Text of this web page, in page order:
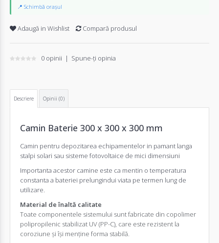
📍 Schimbă orașul
Adaugă in Wishlist Compară produsul
0 opinii | Spune-ţi opinia
Descriere Opinii (0)
Camin Baterie 300 x 300 x 300 mm
Camin pentru depozitarea echipamentelor in pamant langa
stalpi solari sau sisteme fotovoltaice de mici dimensiuni
Importanta acestor camine este ca mentin o temperatura
constanta a bateriei prelungindui viata pe termen lung de
utilizare.
Material de înaltă calitate
Toate componentele sistemului sunt fabricate din copolimer
polipropilenic stabilizat UV (PP-C), care este rezistent la
coroziune și își menține forma stabilă.